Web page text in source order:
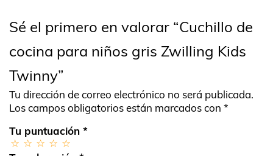
Sé el primero en valorar “Cuchillo de
cocina para niños gris Zwilling Kids
Twinny”
Tu dirección de correo electrónico no será publicada.
Los campos obligatorios están marcados con *
Tu puntuación *